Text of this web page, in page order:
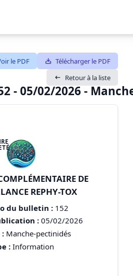
- 05/02/2026 -
le PDF
Télécharger le PDF
Retour à la liste
DE
REPHY-TOX
du bulletin : 152
:05/02/2026
: Manche-pectinidés
: Information